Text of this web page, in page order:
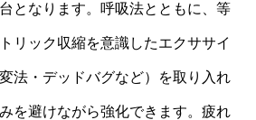
となります。呼吸法とともに、等
リック収縮を意識したエクササイ
法・デッドバグなど）を取り入れ
を避けながら強化できます。疲れ